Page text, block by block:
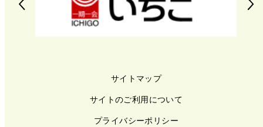
サイトマップ
サイトのご利用について
プライバシーポリシー